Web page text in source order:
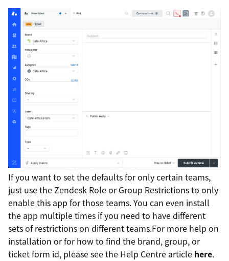
If you want to set the defaults for only certain teams,
just use the Zendesk Role or Group Restrictions to only
enable this app for those teams. You can even install
the app multiple times if you need to have different
sets of restrictions on different teams.For more help on
installation or for how to find the brand, group, or
ticket form id, please see the Help Centre article here.